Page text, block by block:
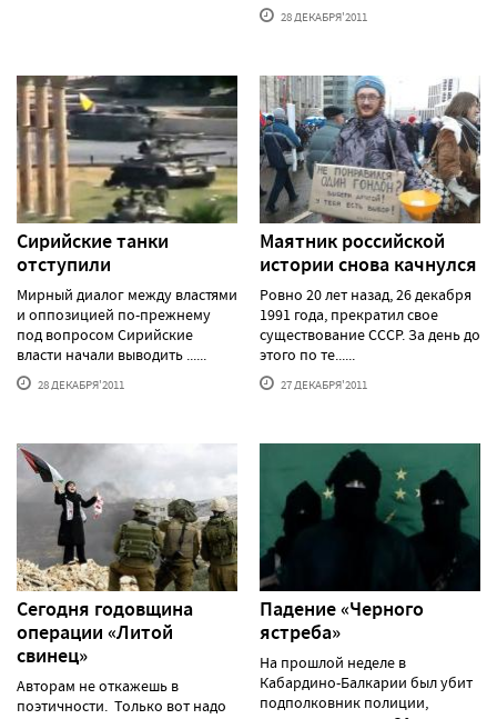
28 ДЕКАБРЯ'2011
Сирийские танки
отступили
Мирный диалог между властями
и оппозицией по-прежнему
под вопросом Сирийские
власти начали выводить ......
28 ДЕКАБРЯ'2011
Маятник российской
истории снова качнулся
Ровно 20 лет назад, 26 декабря
1991 года, прекратил свое
существование СССР. За день до
этого по те......
27 ДЕКАБРЯ'2011
Сегодня годовщина
операции «Литой
свинец»
Авторам не откажешь в
поэтичности. Только вот надо
Падение «Черного
ястреба»
На прошлой неделе в
Кабардино-Балкарии был убит
подполковник полиции,